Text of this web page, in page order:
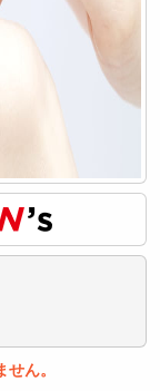
ん。